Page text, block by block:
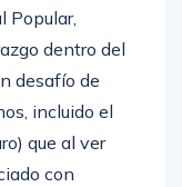
Popular,
dentro del
desafío de
incluido el
que al ver
con